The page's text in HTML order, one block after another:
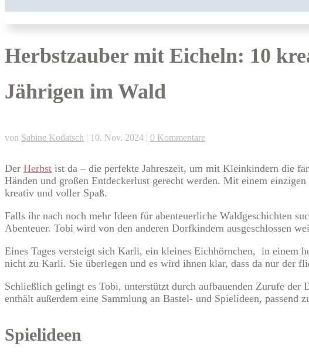
Herbstzauber mit Eicheln: 10
Jährigen im Wald
von Sabine Kodatsch | 10. Nov. 2024 | 0 Kommentare
Der Herbst ist da – die perfekte Jahreszeit, um mit Kleinkindern die
Händen und großen Entdeckerlust gerecht werden. Mit einem
kreativ und voller Spaß.
Falls ihr nach noch mehr Ideen für abenteuerliche Waldgeschichten
Abenteuer. Tobi wird von den anderen Dorfkindern ausgeschlossen
Eines Tages versteigt sich Karli, ein kleines Eichhörnchen, in einem
nicht zu Karli. Sie überlegen und es wird ihnen klar, dass da nur der
Schließlich gelingt es Tobi, unterstützt durch aufbauenden Zurufe
enthält außerdem eine Sammlung an Bastel- und Spielideen,
Spielideen